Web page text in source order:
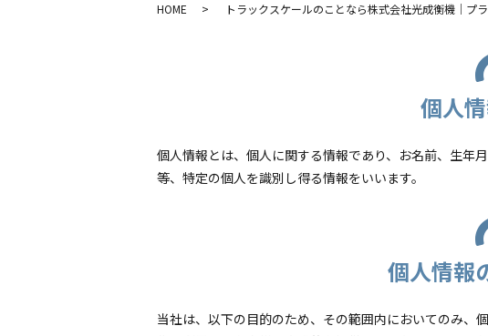
HOME トラックスケールのことなら株式会社光成衡機｜プ
個人
個人情報とは、個人に関する情報であり、お名前、生年
等、特定の個人を識別し得る情報をいいます。
個人情報
当社は、以下の目的のため、その範囲内においてのみ、